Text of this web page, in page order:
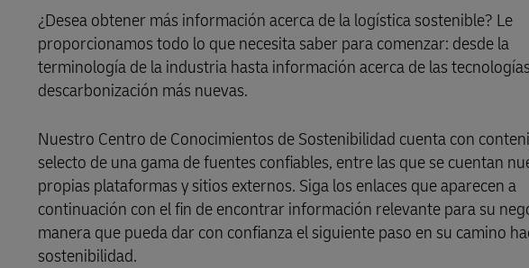
Conozca Más Acerca de los
¿Desea obtener más información acerca de la logística sostenible? Le
proporcionamos todo lo que necesita saber para comenzar: desde la
terminología de la industria hasta información acerca de las
descarbonización más nuevas.
Nuestro Centro de Conocimientos de Sostenibilidad cuenta con
selecto de una gama de fuentes confiables, entre las que se cuentan
propias plataformas y sitios externos. Siga los enlaces que aparecen a
continuación con el fin de encontrar información relevante para su
manera que pueda dar con confianza el siguiente paso en su camino
sostenibilidad.